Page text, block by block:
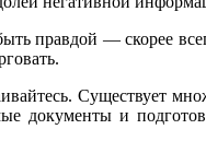
правдой — скорее
Существует
документы и